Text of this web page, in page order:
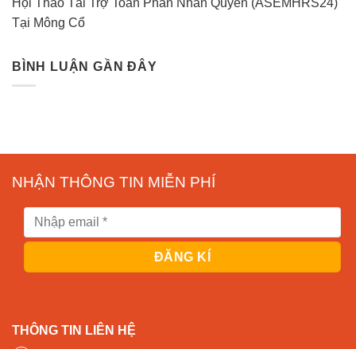
Tại Mông Cổ
BÌNH LUẬN GẦN ĐÂY
NHẬN THÔNG TIN MIỄN PHÍ
THÔNG TIN LIÊN HỆ